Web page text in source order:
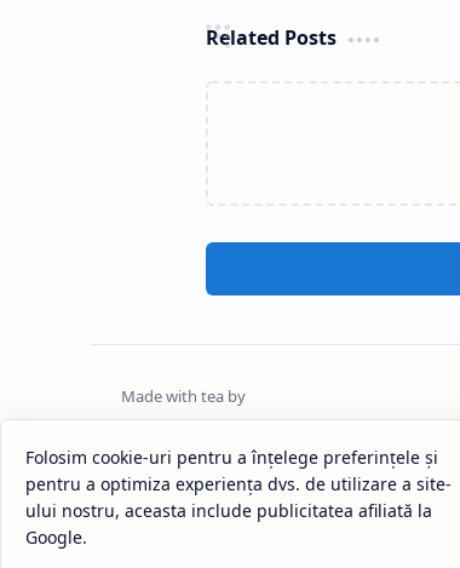
Related Posts
localitatea doljeană Desa,
de omor
Un tânăr, de 21 de ani, din
localitatea doljeană Desa, a fost
condamnat definitiv la cinci ani
trei luni de închisoare pentru
tentativă de omor …
Folosim cookie-uri pentru a înțelege preferințele și
pentru a optimiza experiența dvs. de utilizare a site-
ului nostru, aceasta include publicitatea afiliată la
Google.